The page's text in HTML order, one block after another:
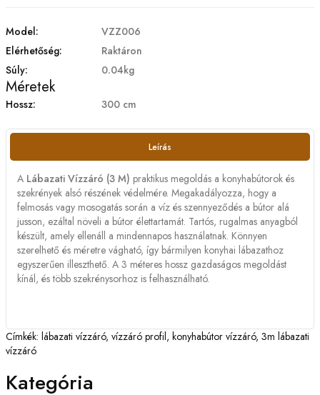
Model:
VZZ006
Elérhetőség:
Raktáron
Súly:
0.04kg
Méretek
Hossz: 300 cm
Leírás
A Lábazati Vízzáró (3 M) praktikus megoldás a konyhabútorok és
szekrények alsó részének védelmére. Megakadályozza, hogy a
felmosás vagy mosogatás során a víz és szennyeződés a bútor alá
jusson, ezáltal növeli a bútor élettartamát. Tartós, rugalmas anyagból
készült, amely ellenáll a mindennapos használatnak. Könnyen
szerelhető és méretre vágható, így bármilyen konyhai lábazathoz
egyszerűen illeszthető. A 3 méteres hossz gazdaságos megoldást
kínál, és több szekrénysorhoz is felhasználható.
Címkék: lábazati vízzáró, vízzáró profil, konyhabútor vízzáró, 3m lábazati
vízzáró
Kategória